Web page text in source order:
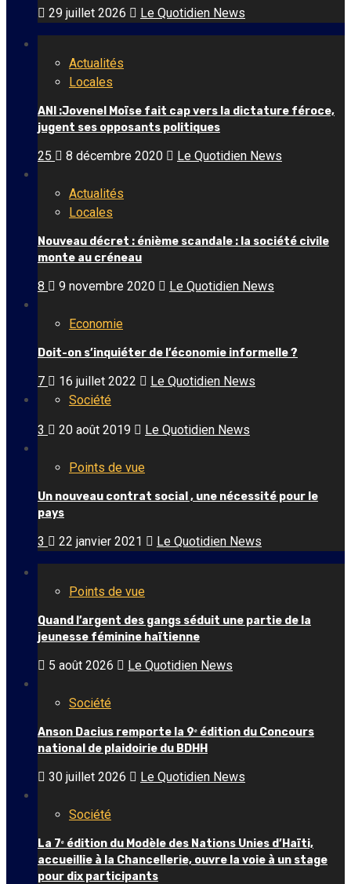
29 juillet 2026 Le Quotidien News
Actualités
Locales
ANI :Jovenel Moïse fait cap vers la dictature féroce,
jugent ses opposants politiques
25 8 décembre 2020 Le Quotidien News
Actualités
Locales
Nouveau décret : énième scandale : la société civile
monte au créneau
8 9 novembre 2020 Le Quotidien News
Economie
Doit-on s’inquiéter de l’économie informelle ?
7 16 juillet 2022
Le Quotidien News
Société
3
20 août 2019 Le Quotidien News
Points de vue
Un nouveau contrat social , une nécessité pour le
pays
3 22 janvier 2021 Le Quotidien News
Points de vue
Quand l’argent des gangs séduit une partie de la
jeunesse féminine haïtienne
5 août 2026 Le Quotidien News
Société
Anson Dacius remporte la 9ᵉ édition du Concours
national de plaidoirie du BDHH
30 juillet 2026 Le Quotidien News
Société
La 7ᵉ édition du Modèle des Nations Unies d’Haïti,
accueillie à la Chancellerie, ouvre la voie à un stage
pour dix participants